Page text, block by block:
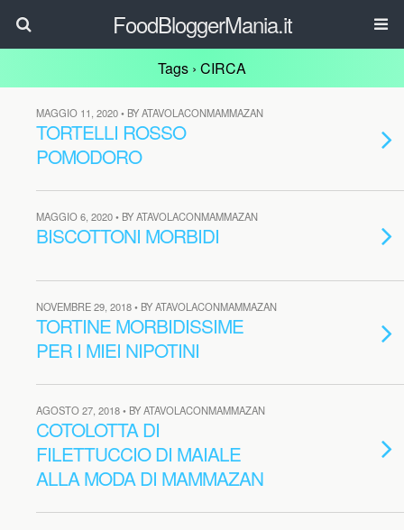
FoodBloggerMania.it
Tags › CIRCA
MAGGIO 11, 2020 • BY ATAVOLACONMAMMAZAN
TORTELLI ROSSO
POMODORO
MAGGIO 6, 2020 • BY ATAVOLACONMAMMAZAN
BISCOTTONI MORBIDI
NOVEMBRE 29, 2018 • BY ATAVOLACONMAMMAZAN
TORTINE MORBIDISSIME
PER I MIEI NIPOTINI
AGOSTO 27, 2018 • BY ATAVOLACONMAMMAZAN
COTOLOTTA DI
FILETTUCCIO DI MAIALE
ALLA MODA DI MAMMAZAN